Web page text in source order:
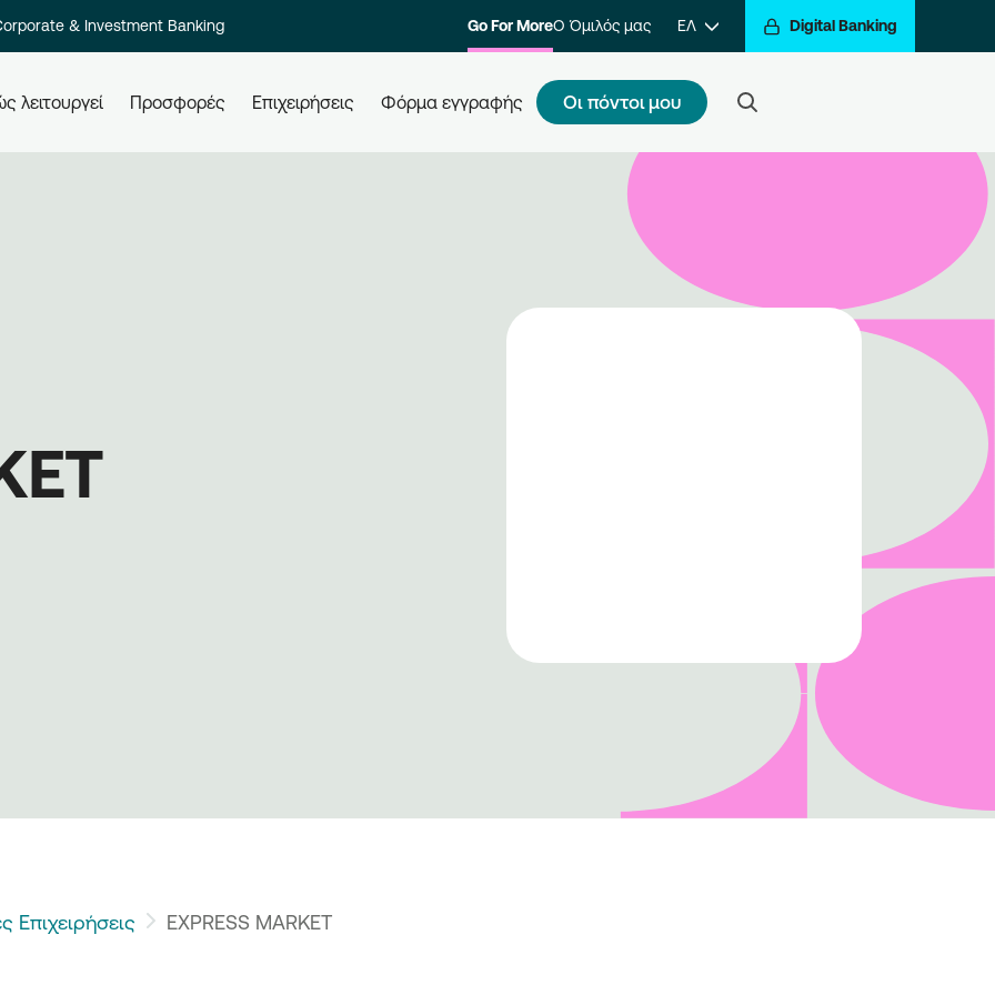
& Investment Banking Go For MoreΟ Όμιλός μας ΕΛ Digital Banking
λειτουργεί
Πώς κάνω εγγραφή
Ελάτε ένα βήμα πιο κοντά στην
επιβράβευση των συναλλαγών σας.
Εγγραφείτε στο πρόγραμμα και να
επιβράβευσης του Go For More.
Προσφορές Επιχειρήσεις Φόρμα εγγραφής Οι πόντοι μου
Επιχειρήσεις EXPRESS MARKET